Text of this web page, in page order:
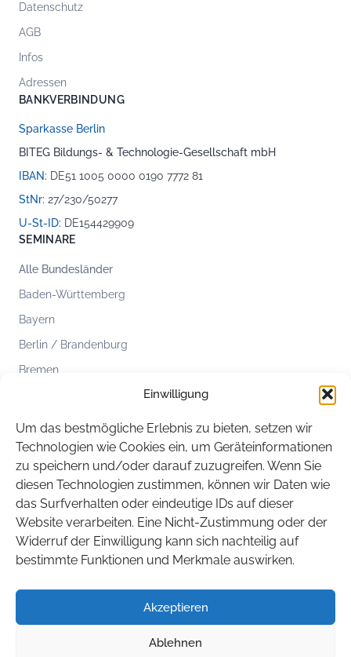
Einwilligung
Um das bestmögliche Erlebnis zu bieten, setzen wir
Technologien wie Cookies ein, um Geräteinformationen
zu speichern und/oder darauf zuzugreifen. Wenn Sie
diesen Technologien zustimmen, können wir Daten wie
das Surfverhalten oder eindeutige IDs auf dieser
Website verarbeiten. Eine Nicht-Zustimmung oder der
Widerruf der Einwilligung kann sich nachteilig auf
bestimmte Funktionen und Merkmale auswirken.
Akzeptieren
Ablehnen
Datenschutz
AGB
Infos
Adressen
BANKVERBINDUNG
Sparkasse Berlin
BITEG Bildungs- & Technologie-Gesellschaft mbH
IBAN: DE51 1005 0000 0190 7772 81
StNr: 27/230/50277
U-St-ID: DE154429909
SEMINARE
Alle Bundesländer
Baden-Württemberg
Bayern
Berlin / Brandenburg
Bremen
Mecklenburg-Vorpommern
Niedersachsen
Nordrhein-Westfalen
Rheinland-Pfalz
Saarland